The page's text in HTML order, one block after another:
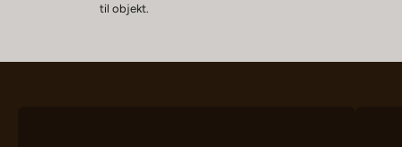
til objekt.